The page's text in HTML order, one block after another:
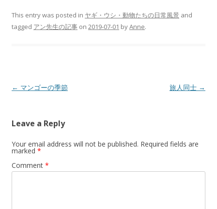
This entry was posted in ヤギ・ウシ・動物たちの日常風景 and
tagged アン先生の記事 on 2019-07-01 byAnne.
Post
← マンゴーの季節 旅人同士 →
Leave a Reply
Your email address will not be published. Required fields are
marked *
Comment *